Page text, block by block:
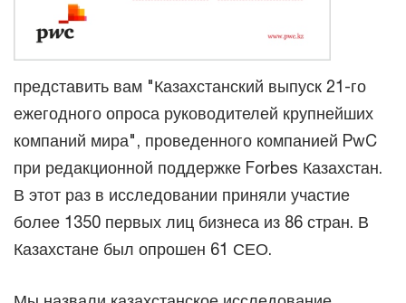
представить вам "Казахстанский выпуск 21-го
ежегодного опроса руководителей крупнейших
компаний мира", проведенного компанией PwC
при редакционной поддержке Forbes Казахстан.
В этот раз в исследовании приняли участие
более 1350 первых лиц бизнеса из 86 стран. В
Казахстане был опрошен 61 СЕО.